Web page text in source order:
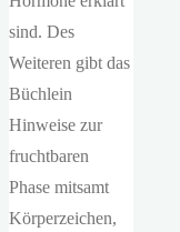
sind. Des
Weiteren gibt das
Büchlein
Hinweise zur
fruchtbaren
Phase mitsamt
Körperzeichen,